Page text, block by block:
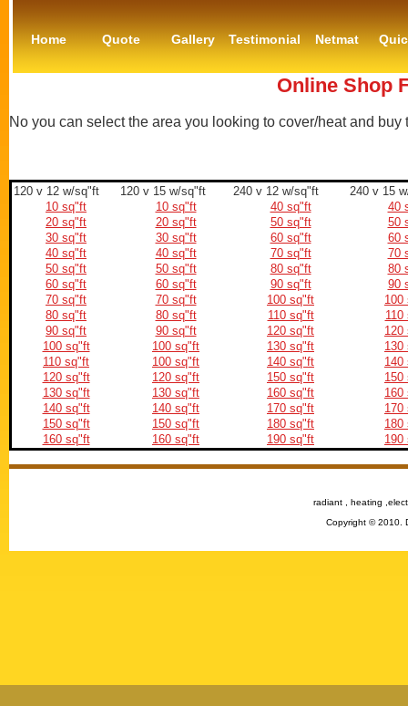
Home Quote Gallery Testimonial Netmat
Online Shop
No you can select the area you looking to cover/heat and
120 v 12 w/sq"ft 120 v 15 w/sq"ft 240 v 12 w/sq"ft
240 v 15
10 sq"ft
10 sq"ft 40 sq"ft
40
20 sq"ft
20 sq"ft 50 sq"ft
50
30 sq"ft
30 sq"ft 60 sq"ft
60
40 sq"ft
40 sq"ft 70 sq"ft
70
50 sq"ft
50 sq"ft 80 sq"ft
80
60 sq"ft
60 sq"ft 90 sq"ft
90
70 sq"ft
70 sq"ft 100 sq"ft
100
80 sq"ft
80 sq"ft 110 sq"ft
110
90 sq"ft
90 sq"ft 120 sq"ft
120
100 sq"ft
100 sq"ft 130 sq"ft
130
110 sq"ft
100 sq"ft 140 sq"ft
140
120 sq"ft
120 sq"ft 150 sq"ft
150
130 sq"ft
130 sq"ft 160 sq"ft
160
140 sq"ft
140 sq"ft 170 sq"ft
170
150 sq"ft
150 sq"ft 180 sq"ft
180
160 sq"ft
160 sq"ft 190 sq"ft 190
radiant , heating
Copyright © 2010.